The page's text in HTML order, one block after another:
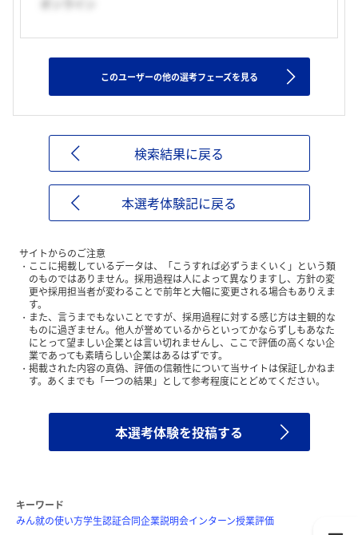
オンライン
このユーザーの他の選考フェーズを見る
検索結果に戻る
本選考体験記に戻る
サイトからのご注意
ここに掲載しているデータは、「こうすれば必ずうまくいく」という類
のものではありません。採用過程は人によって異なりますし、方針の変
更や採用担当者が変わることで前年と大幅に変更される場合もありえま
す。
また、言うまでもないことですが、採用過程に対する感じ方は主観的な
ものに過ぎません。他人が誉めているからといってかならずしもあなた
にとって望ましい企業とは言い切れませんし、ここで評価の高くない企
業であっても素晴らしい企業はあるはずです。
掲載された内容の真偽、評価の信頼性について当サイトは保証しかねま
す。あくまでも「一つの結果」として参考程度にとどめてください。
本選考体験を投稿する
キーワード
みん就の使い方学生認証合同企業説明会インターン授業評価